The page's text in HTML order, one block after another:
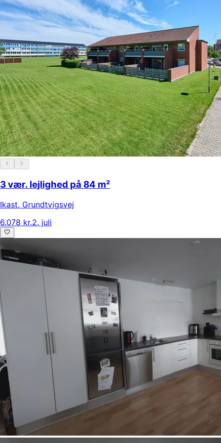
3 vær. lejlighed på 84 m²
Ikast, Grundtvigsvej
6.078 kr.2. juli